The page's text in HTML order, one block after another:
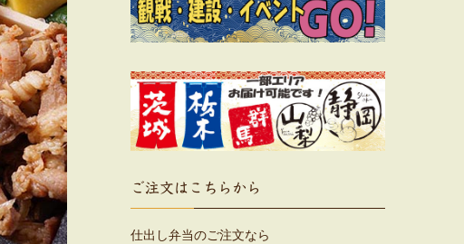
ご注文はこちらから
仕出し弁当のご注文なら